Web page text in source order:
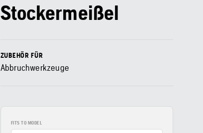
Stockermeißel
ZUBEHÖR FÜR
Abbruchwerkzeuge
FITS TO MODEL